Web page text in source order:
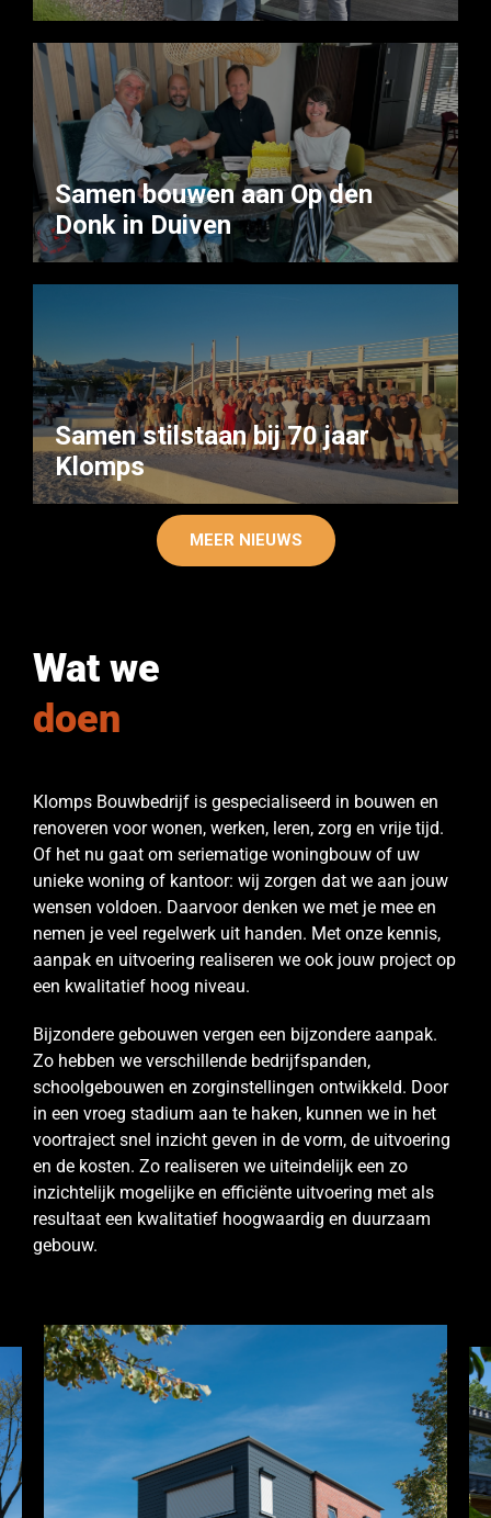
Samen bouwen aan Op den
Donk in Duiven
Samen stilstaan bij 70 jaar
Klomps
MEER NIEUWS
Wat we
doen
Klomps Bouwbedrijf is gespecialiseerd in bouwen en
renoveren voor wonen, werken, leren, zorg en vrije tijd.
Of het nu gaat om seriematige woningbouw of uw
unieke woning of kantoor: wij zorgen dat we aan jouw
wensen voldoen. Daarvoor denken we met je mee en
nemen je veel regelwerk uit handen. Met onze kennis,
aanpak en uitvoering realiseren we ook jouw project op
een kwalitatief hoog niveau.
Bijzondere gebouwen vergen een bijzondere aanpak.
Zo hebben we verschillende bedrijfspanden,
schoolgebouwen en zorginstellingen ontwikkeld. Door
in een vroeg stadium aan te haken, kunnen we in het
voortraject snel inzicht geven in de vorm, de uitvoering
en de kosten. Zo realiseren we uiteindelijk een zo
inzichtelijk mogelijke en efficiënte uitvoering met als
resultaat een kwalitatief hoogwaardig en duurzaam
gebouw.